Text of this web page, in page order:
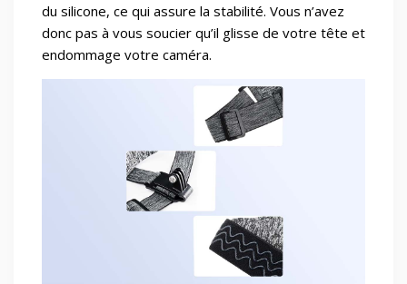
du silicone, ce qui assure la stabilité. Vous n’avez
donc pas à vous soucier qu’il glisse de votre tête et
endommage votre caméra.